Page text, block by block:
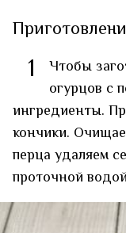
1
Чтобы
огурцов с
ингредиенты.
кончики.
перца удаляем
проточной